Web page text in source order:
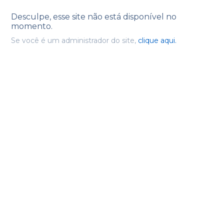
Desculpe, esse site não está disponível no
momento.
Se você é um administrador do site, clique aqui.